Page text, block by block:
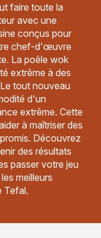
faire toute la
avec une
conçus pour
chef-d'œuvre
La poêle wok
extrême à des
tout nouveau
d'un
extrême. Cette
à maîtriser des
Découvrez
des résultats
passer votre jeu
meilleurs
Tefal.